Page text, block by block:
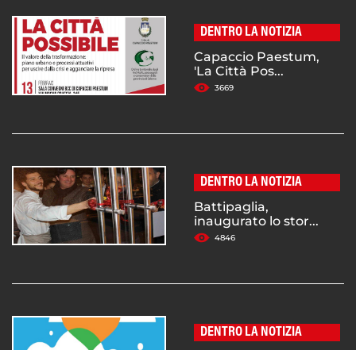
DENTRO LA NOTIZIA
Capaccio Paestum,
'La Città Pos...
3669
DENTRO LA NOTIZIA
Battipaglia,
inaugurato lo stor...
4846
DENTRO LA NOTIZIA